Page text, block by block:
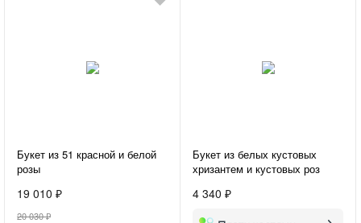
Букет из 51 красной и белой
розы
19 010 ₽
20 030 ₽
Букет из белых кустовых
хризантем и кустовых роз
4 340 ₽